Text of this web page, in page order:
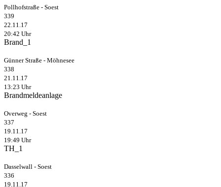
Pollhofstraße - Soest
339
22.11.17
20:42 Uhr
Brand_1
Günner Straße - Möhnesee
338
21.11.17
13:23 Uhr
Brandmeldeanlage
Overweg - Soest
337
19.11.17
19:49 Uhr
TH_1
Dasselwall - Soest
336
19.11.17